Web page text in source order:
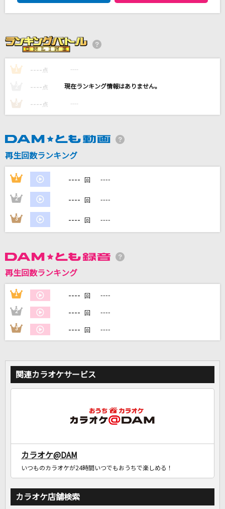
ZARD
God knows...
涼宮ハルヒ(CV.平野綾)
DAN DAN 心魅かれてく
倖田來未
カラオケ最新情報をチェック！
1 ---- 点 ----
---- 点 ----
3 ---- 点 ----
再生回数ランキング
1 ---- 回 ----
2 ---- 回 ----
3 ---- 回 ----
再生回数ランキング
1 ---- 回 ----
2 ---- 回 ----
3 ---- 回 ----
関連カラオケサービス
カラオケ@DAM
いつものカラオケが24時間いつでもおうちで楽しめる！
カラオケ店舗検索